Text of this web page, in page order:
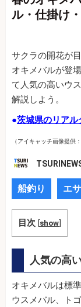
ル・仕掛け
サクラの開花が
オキメバルが登
て人気の高いウ
解説しよう。
●茨城県のリアル
（アイキャッチ画像提供
船釣り エ
目次 [show]
人気の高
オキメバルは標
ウスメバル、ト